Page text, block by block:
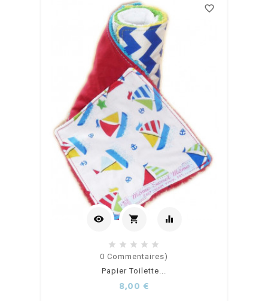
favorite_border
visibility shopping_cart
Ajouter
au
equalizer
0 Commentaires)
Papier Toilette...
8,00 €